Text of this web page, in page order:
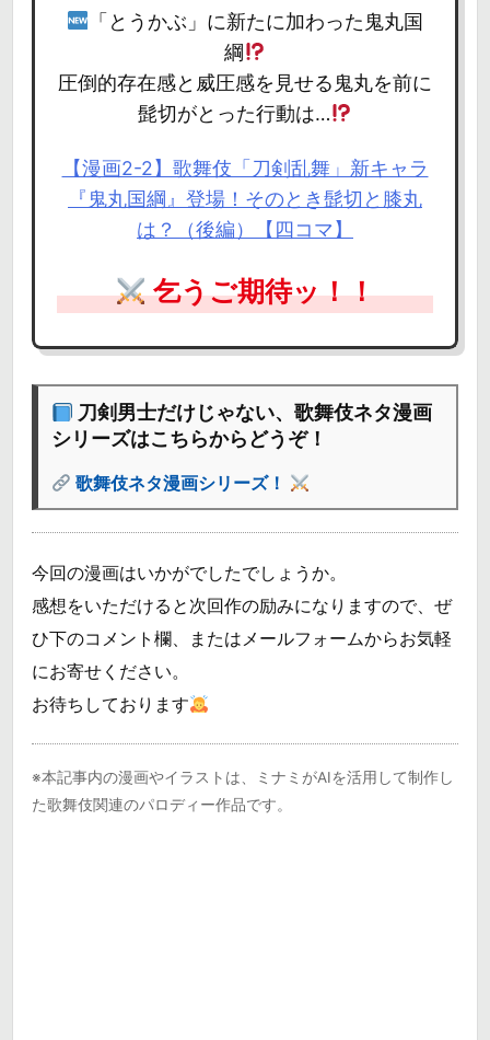
「とうかぶ」に新たに加わった鬼丸国
綱
圧倒的存在感と威圧感を見せる鬼丸を前に
髭切がとった行動は…
【漫画2-2】歌舞伎「刀剣乱舞」新キャラ
『鬼丸国綱』登場！そのとき髭切と膝丸
は？（後編）【四コマ】
乞うご期待ッ！！
刀剣男士だけじゃない、歌舞伎ネタ漫画
シリーズはこちらからどうぞ！
歌舞伎ネタ漫画シリーズ！
今回の漫画はいかがでしたでしょうか。
感想をいただけると次回作の励みになりますので、ぜ
ひ下のコメント欄、またはメールフォームからお気軽
にお寄せください。
お待ちしております
※本記事内の漫画やイラストは、ミナミがAIを活用して制作し
た歌舞伎関連のパロディー作品です。